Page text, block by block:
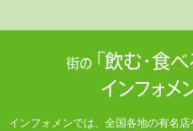
インフォメンでは、全国各地の有名